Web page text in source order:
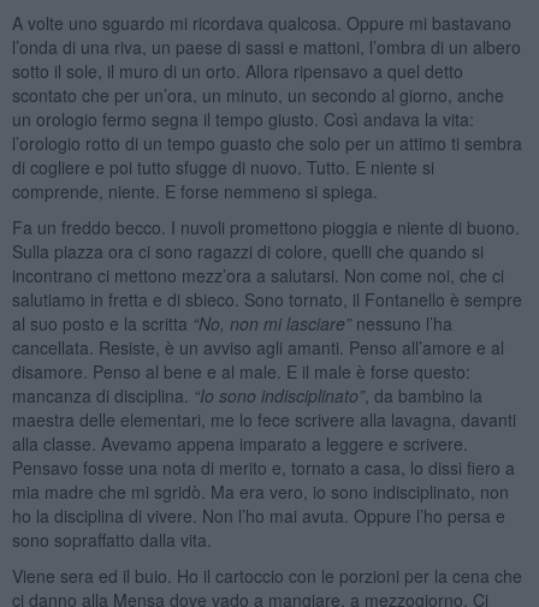
A volte uno sguardo mi ricordava qualcosa. Oppure mi bastavano
l’onda di una riva, un paese di sassi e mattoni, l’ombra di un albero
sotto il sole, il muro di un orto. Allora ripensavo a quel detto
scontato che per un’ora, un minuto, un secondo al giorno, anche
un orologio fermo segna il tempo giusto. Così andava la vita:
l’orologio rotto di un tempo guasto che solo per un attimo ti sembra
di cogliere e poi tutto sfugge di nuovo. Tutto. E niente si
comprende, niente. E forse nemmeno si spiega.
Fa un freddo becco. I nuvoli promettono pioggia e niente di buono.
Sulla piazza ora ci sono ragazzi di colore, quelli che quando si
incontrano ci mettono mezz’ora a salutarsi. Non come noi, che ci
salutiamo in fretta e di sbieco. Sono tornato, il Fontanello è sempre
al suo posto e la scritta “No, non mi lasciare” nessuno l’ha
cancellata. Resiste, è un avviso agli amanti. Penso all’amore e al
disamore. Penso al bene e al male. E il male è forse questo:
mancanza di disciplina. “Io sono indisciplinato”, da bambino la
maestra delle elementari, me lo fece scrivere alla lavagna, davanti
alla classe. Avevamo appena imparato a leggere e scrivere.
Pensavo fosse una nota di merito e, tornato a casa, lo dissi fiero a
mia madre che mi sgridò. Ma era vero, io sono indisciplinato, non
ho la disciplina di vivere. Non l’ho mai avuta. Oppure l’ho persa e
sono sopraffatto dalla vita.
Viene sera ed il buio. Ho il cartoccio con le porzioni per la cena che
ci danno alla Mensa dove vado a mangiare, a mezzogiorno. Ci